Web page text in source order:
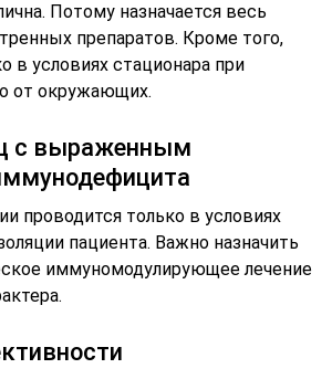
Потому назначается весь
препаратов. Кроме того,
в условиях стационара при
от окружающих.
с выраженным
проводится только в условиях
пациента. Важно назначить
иммуномодулирующее лечение